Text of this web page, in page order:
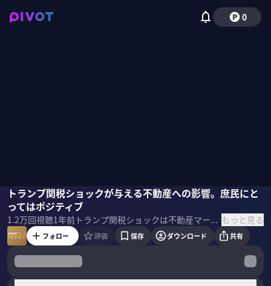
0
トランプ関税ショックが与える不動産への影響。庶民にと
ってはポジティブ
1.2万回視聴1年前 トランプ関税ショックは不動産マーケットの追い風となるのか？J-REITはどう動くのか？庶民への影響は？ リーマンショックをJ-REITのトップとして経験した牧野知弘氏に聞いた。 ＜ゲスト＞ 牧野知弘｜オラガ総研 代表 1959年アメリカ生まれ。東京大学卒業後、第一勧業銀行（現みずほ銀行）、BCGを経て、1989年三井不動産に入社。J-REIT執行役員などを経て、2015年オラガ総研を設立 もっと見る
牧野知弘佐々木紀彦
フォロー 評価 保存 ダウンロード 共有